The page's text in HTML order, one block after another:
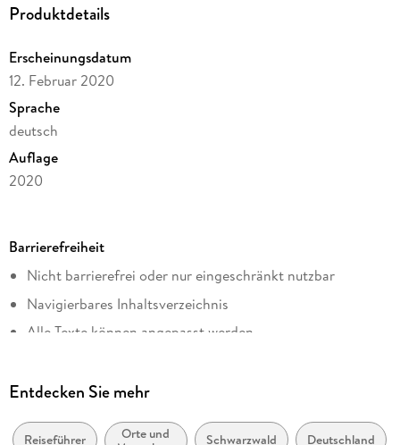
Produktdetails
Erscheinungsdatum
12. Februar 2020
Sprache
deutsch
Auflage
2020
Seitenanzahl
192
Reihe
Lieblingsplätze im GMEINER-Verlag
Edi Graf
Gmeiner Verlag eBooks
Barrierefreiheit
Nicht barrierefrei oder nur eingeschränkt nutzbar
Navigierbares Inhaltsverzeichnis
Alle Texte können angepasst werden
Entdecken Sie mehr
Reiseführer
Orte und
Schwarzwald Deutschland